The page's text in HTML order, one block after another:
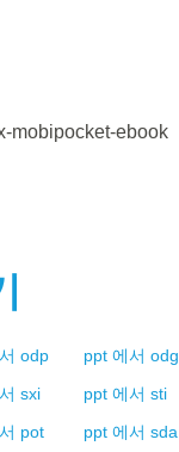
mobipocket-ebook
odp ppt 에서 odg
sxi ppt 에서 sti
pot ppt 에서 sda